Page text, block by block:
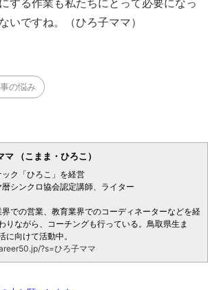
する作業も私たちにとって必要になっ
いですね。（ひろ子ママ）
の悩み
マ （こまま・ひろこ）
ク「ひろこ」を経営
シンクロ協会認定講師、ライター
での営業、教育業界でのコーディネーターなどを経
りながら、コーチングも行っている。鳥取県生ま
に向けて活動中。
?s=ひろ子ママ